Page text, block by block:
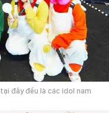
đây đều là các idol nam